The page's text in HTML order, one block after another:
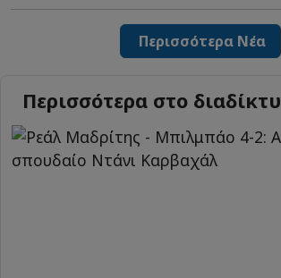
Περισσότερα Νέα
Περισσότερα στο